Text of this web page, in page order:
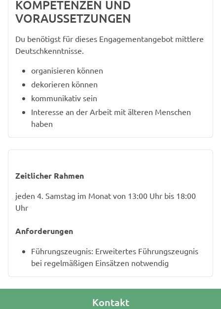
KOMPETENZEN UND
VORAUSSETZUNGEN
Du benötigst für dieses Engagementangebot mittlere
Deutschkenntnisse.
organisieren können
dekorieren können
kommunikativ sein
Interesse an der Arbeit mit älteren Menschen
haben
Zeitlicher Rahmen
jeden 4. Samstag im Monat von 13:00 Uhr bis 18:00
Uhr
Anforderungen
Führungszeugnis: Erweitertes Führungszeugnis
bei regelmäßigen Einsätzen notwendig
Kontakt